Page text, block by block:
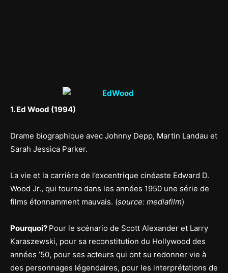
1. Ed Wood (1994)
Drame biographique avec Johnny Depp, Martin Landau et
Sarah Jessica Parker.
La vie et la carrière de l’excentrique cinéaste Edward D.
Wood Jr., qui tourna dans les années 1950 une série de
films étonnamment mauvais. (source: mediafilm)
Pourquoi? Pour le scénario de Scott Alexander et Larry
Karaszewski, pour sa reconstitution du Hollywood des
années ’50, pour ses acteurs qui ont su redonner vie à
des personnages légendaires, pour les interprétations de